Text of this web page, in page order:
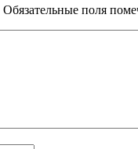
Обязательные поля